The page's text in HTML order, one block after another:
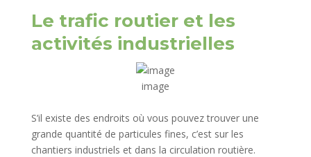
Le trafic routier et les
activités industrielles
image
S’il existe des endroits où vous pouvez trouver une
grande quantité de particules fines, c’est sur les
chantiers industriels et dans la circulation routière.